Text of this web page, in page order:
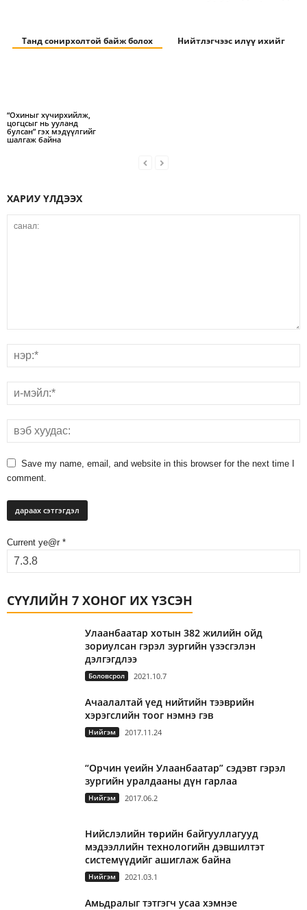
Танд сонирхолтой байж болох Нийтлэгчээс илүү ихийг
“Охиныг хүчирхийлж,
цогцсыг нь ууланд
булсан” гэх мэдүүлгийг
шалгаж байна
ХАРИУ ҮЛДЭЭХ
Save my name, email, and website in this browser for the next time I
comment.
Current ye@r *
СҮҮЛИЙН 7 ХОНОГ ИХ ҮЗСЭН
Улаанбаатар хотын 382 жилийн ойд
зориулсан гэрэл зургийн үзэсгэлэн
дэлгэгдлээ
Боловсрол 2021.10.7
Ачаалалтай үед нийтийн тээврийн
хэрэгслийн тоог нэмнэ гэв
Нийгэм 2017.11.24
“Орчин үеийн Улаанбаатар” сэдэвт гэрэл
зургийн уралдааны дүн гарлаа
Нийгэм 2017.06.2
Нийслэлийн төрийн байгууллагууд
мэдээллийн технологийн дэвшилтэт
системүүдийг ашиглаж байна
Нийгэм 2021.03.1
Амьдралыг тэтгэгч усаа хэмнэе